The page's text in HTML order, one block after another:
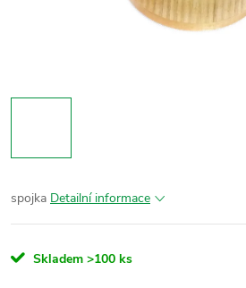
spojka Detailní informace
Skladem >100 ks